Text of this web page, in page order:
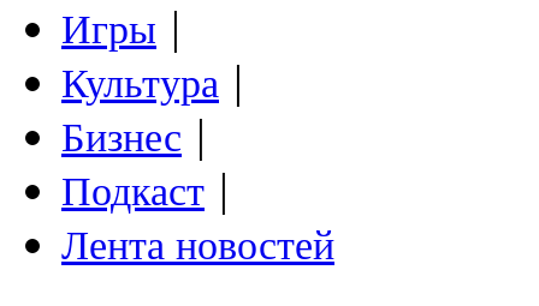
Игры |
Культура |
Бизнес |
Подкаст |
Лента новостей